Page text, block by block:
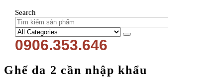
Search
0906.353.646
Ghế da 2 cần nhập khẩu